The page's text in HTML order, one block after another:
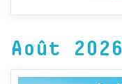
Août 2026